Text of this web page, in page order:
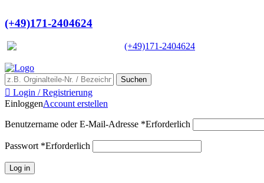
(+49)171-2404624
(+49)171-2404624
Suchen
Login / Registrierung
EinloggenAccount erstellen
Benutzername oder E-Mail-Adresse *Erforderlich
Passwort *Erforderlich
Log in